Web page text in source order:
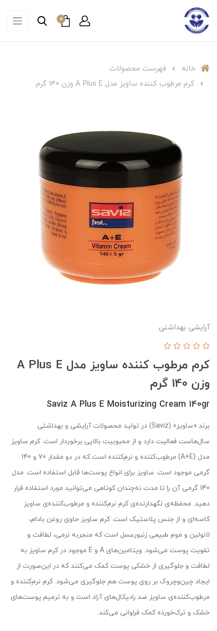
0
خانه
فهرست محصولات
کرم مرطوب کننده ساویز مدل A Plus E وزن 140 گرم
آرایشی بهداشتی
کرم مرطوب کننده ساویز مدل A Plus E
وزن 140 گرم
Saviz A Plus E Moisturizing Cream 140gr
برند «ساویز» (Saviz) در تولید محصولات آرایشی و بهداشتی
سال‌هاست فعالیت دارد و از محبوبیت بالایی برخوردار است. کرم ساویز
مدل (A+E) مرطوب‌کننده و نرم‌کننده است که در دو مقدار 70 و 140
گرمی موجود است. ساویز برای انواع پوست‌ها قابل استفاده است. مدل
140 گرمی آن را تا مدت نه‌چندان کوتاهی می‌توانید مورد استفاده قرار
دهید. محفظه‌ی نگهدارنده‌ی کرم نرم‌کننده و مرطوب‌کننده‌ی ساویز
کاسه‌ای و از جنس پلاستیک است. کرم ساویز حاوی روغن بادام،
لانولین و موم طبیعی زنبورعسل است که منجربه نرمی، لطافت و
تقویت پوست می‌شود. ویتامین‌‌های A و E موجود در کرم ساویز به
لطافت و جلوگیری از خشکی پوست کمک می‌کنند که در این‌صورت از
ایجاد چین‌وچروک بر روی پوست هم جلوگیری می‌شود. کرم نرم‌کننده و
مرطوب‌کننده‌ی ساویز ضد رادیکال‌های آزاد است و به ترمیم پوست‌های
خشک و ترک‌خورده کمک فراوانی می‌کند.